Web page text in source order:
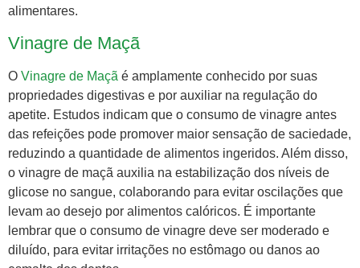
alimentares.
Vinagre de Maçã
O Vinagre de Maçã é amplamente conhecido por suas
propriedades digestivas e por auxiliar na regulação do
apetite. Estudos indicam que o consumo de vinagre antes
das refeições pode promover maior sensação de saciedade,
reduzindo a quantidade de alimentos ingeridos. Além disso,
o vinagre de maçã auxilia na estabilização dos níveis de
glicose no sangue, colaborando para evitar oscilações que
levam ao desejo por alimentos calóricos. É importante
lembrar que o consumo de vinagre deve ser moderado e
diluído, para evitar irritações no estômago ou danos ao